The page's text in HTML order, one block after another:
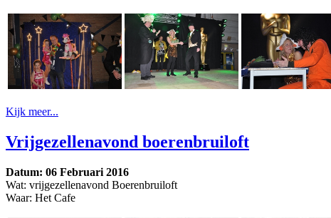
Kijk meer...
Vrijgezellenavond boerenbruiloft
Datum: 06 Februari 2016
Wat: vrijgezellenavond Boerenbruiloft
Waar: Het Cafe